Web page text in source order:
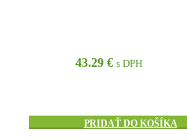
43.29 € s DPH
PRIDAŤ DO KOŠÍKA